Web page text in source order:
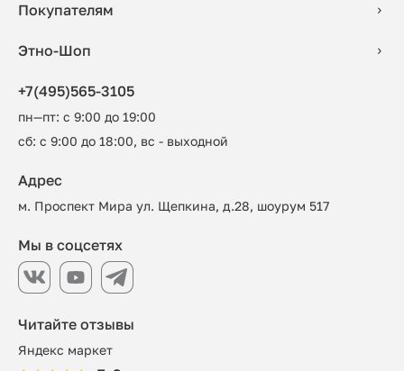
Покупателям
Этно-Шоп
+7(495)565-3105
пн—пт: с 9:00 до 19:00
сб: с 9:00 до 18:00, вс - выходной
Читайте отзывы
Яндекс маркет
Адрес
м. Проспект Мира ул. Щепкина, д.28, шоурум 517
Мы в соцсетях